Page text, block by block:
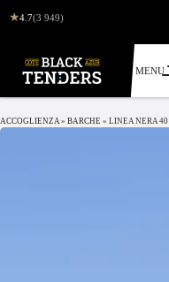
★4.7(3 949)
ACCOGLIENZA» BARCHE » LINEA NERA 40